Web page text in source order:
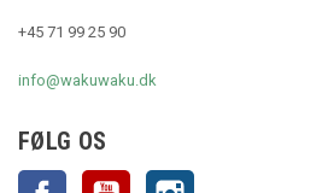
+45 71 99 25 90
info@wakuwaku.dk
FØLG OS
Facebook YouTube